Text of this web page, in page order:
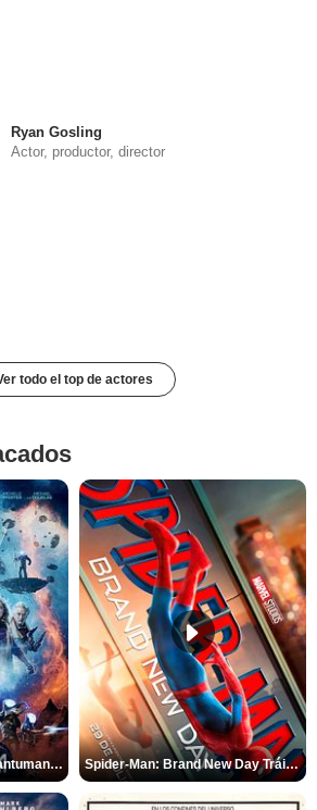
Ryan Gosling
Actor, productor, director
todo el top de actores
Ant-Man y la Avispa: Quantumanía Tráiler (2) Spider-Man: Brand New Day Tráiler (3)